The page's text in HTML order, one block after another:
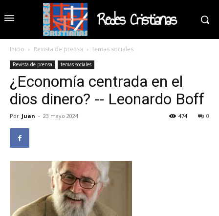
Redes Cristianas
Inicio Revista de prensa temas sociales
Revista de prensa temas sociales
¿Economía centrada en el
dios dinero? -- Leonardo Boff
Por Juan - 23 mayo 2024 0
474